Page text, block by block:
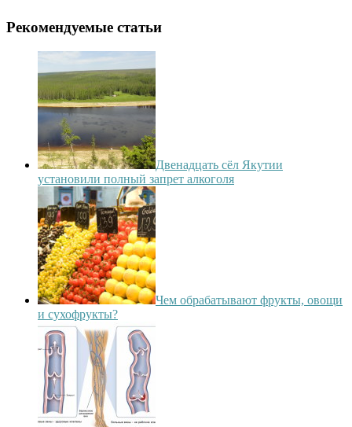
Рекомендуемые статьи
Двенадцать сёл Якутии
установили полный запрет алкоголя
Чем обрабатывают фрукты, овощи
и сухофрукты?